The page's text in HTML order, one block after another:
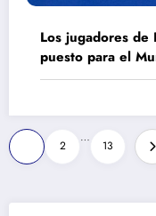
Los jugadores de
puesto para el
Paginación
de
entradas
2
…
13